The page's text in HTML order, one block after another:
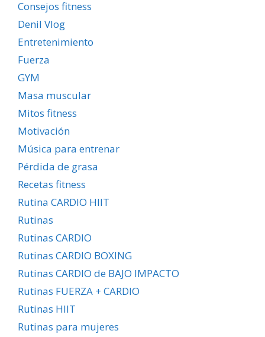
Consejos fitness
Denil Vlog
Entretenimiento
Fuerza
GYM
Masa muscular
Mitos fitness
Motivación
Música para entrenar
Pérdida de grasa
Recetas fitness
Rutina CARDIO HIIT
Rutinas
Rutinas CARDIO
Rutinas CARDIO BOXING
Rutinas CARDIO de BAJO IMPACTO
Rutinas FUERZA + CARDIO
Rutinas HIIT
Rutinas para mujeres